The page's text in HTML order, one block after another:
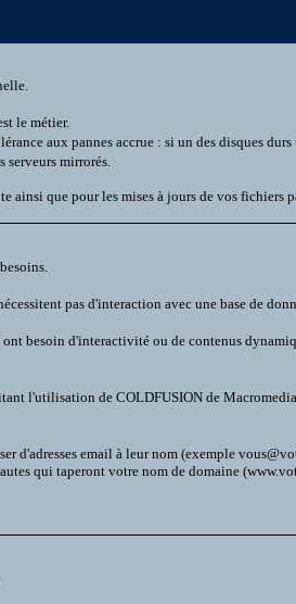
le métier.
aux pannes accrue : si un des disques
serveurs mirrorés.
ainsi que pour les mises à jours de vos fichiers
pas d'interaction avec une base de
besoin d'interactivité ou de contenus
l'utilisation de COLDFUSION de
d'adresses email à leur nom (exemple
qui taperont votre nom de domaine